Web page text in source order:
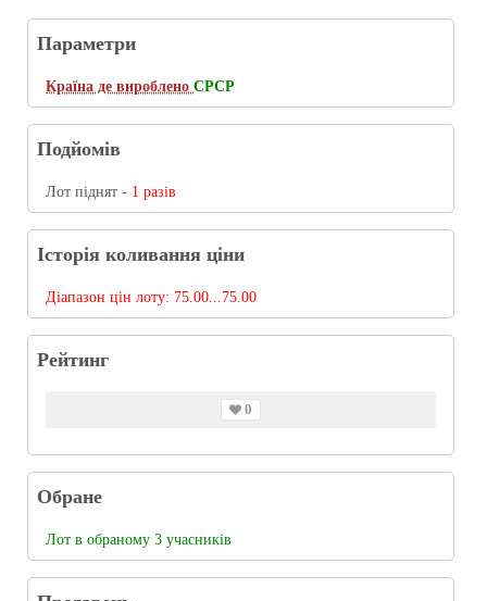
Параметри
Країна де вироблено СРСР
Подйомів
Лот піднят - 1 разів
Історія коливання ціни
Діапазон цін лоту: 75.00...75.00
Рейтинг
0
Обране
Лот в обраному 3 учасників